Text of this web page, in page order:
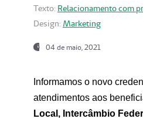
Texto: Relacionamento com
Design: Marketing
04 de maio, 2021
Informamos o novo
atendimentos aos
Local, Intercâmbio